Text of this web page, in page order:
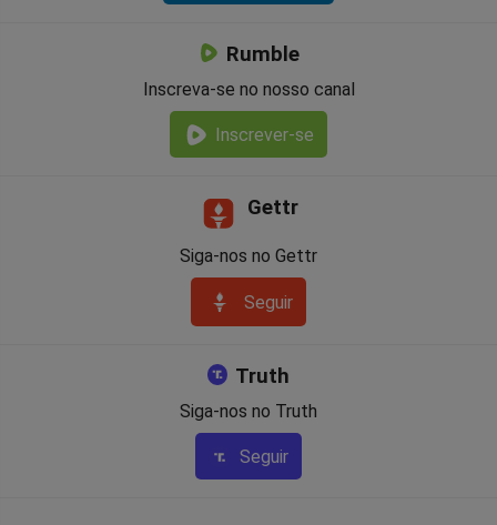
Rumble
Inscreva-se no nosso canal
Inscrever-se
Gettr
Siga-nos no Gettr
Seguir
Truth
Siga-nos no Truth
Seguir